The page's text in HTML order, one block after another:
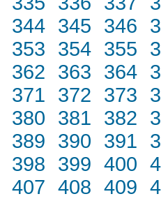
344 345 346
353 354 355
362 363 364
371 372 373
380 381 382
389 390 391
398 399 400
407 408 409